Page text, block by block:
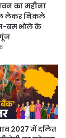
का महीना
लेकर निकले
बम भोले के
2027 में दलित